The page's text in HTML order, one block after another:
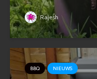
Rajesh
BBQ NIEUWS